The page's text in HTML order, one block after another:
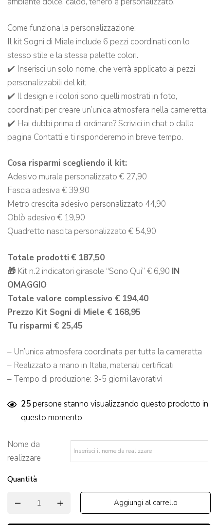
Come funziona la personalizzazione:
Il kit Sogni di Miele include 6 pezzi coordinati con lo
stesso stile e la stessa palette colori.
✔️ Inserisci un solo nome, che verrà applicato ai pezzi
personalizzabili del kit;
✔️ Il design e i colori sono quelli mostrati in foto,
coordinati per creare un’unica atmosfera nella cameretta;
✔️ Hai dubbi prima di ordinare? Scrivici in chat o dalla
pagina Contatti e ti risponderemo in breve tempo.
Cosa risparmi scegliendo il kit:
Adesivo murale personalizzato € 27,90
Fascia adesiva € 39,90
Metro crescita adesivo personalizzato 44,90
Oblò adesivo € 19,90
Quadretto nascita personalizzato € 54,90
Totale prodotti € 187,50
🎁 Kit n.2 indicatori girasole “Sono Qui” € 6,90 IN
OMAGGIO
Totale valore complessivo € 194,40
Prezzo Kit Sogni di Miele € 168,95
Tu risparmi € 25,45
– Un’unica atmosfera coordinata per tutta la cameretta
– Realizzato a mano in Italia, materiali certificati
– Tempo di produzione: 3-5 giorni lavorativi
25persone stanno visualizzando questo prodotto in
questo momento
Nome da
realizzare
Quantità
Aggiungi al carrello